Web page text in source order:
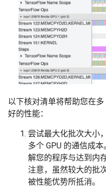
以下核对清单将帮助您在
好的性能：
尝试最大化批次大小
多个 GPU 的通信成本
解您的程序与达到内
注意，虽然较大的批
被性能优势所抵消。